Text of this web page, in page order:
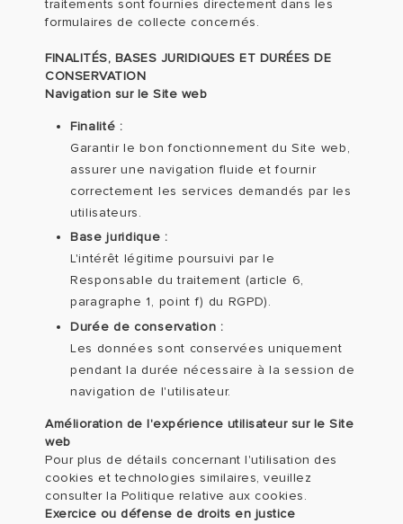
traitements sont fournies directement dans les
formulaires de collecte concernés.
FINALITÉS, BASES JURIDIQUES ET DURÉES DE
CONSERVATION
Navigation sur le Site web
Finalité :
Garantir le bon fonctionnement du Site web,
assurer une navigation fluide et fournir
correctement les services demandés par les
utilisateurs.
Base juridique :
L'intérêt légitime poursuivi par le
Responsable du traitement (article 6,
paragraphe 1, point f) du RGPD).
Durée de conservation :
Les données sont conservées uniquement
pendant la durée nécessaire à la session de
navigation de l'utilisateur.
Amélioration de l'expérience utilisateur sur le Site
web
Pour plus de détails concernant l'utilisation des
cookies et technologies similaires, veuillez
consulter la Politique relative aux cookies.
Exercice ou défense de droits en justice